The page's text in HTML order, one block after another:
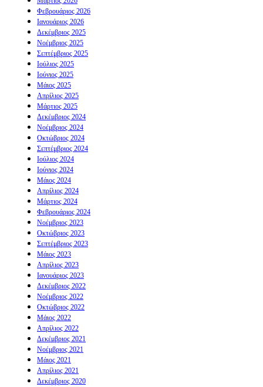
Φεβρουάριος 2026
Ιανουάριος 2026
Δεκέμβριος 2025
Νοέμβριος 2025
Σεπτέμβριος 2025
Ιούλιος 2025
Ιούνιος 2025
Μάιος 2025
Απρίλιος 2025
Μάρτιος 2025
Δεκέμβριος 2024
Νοέμβριος 2024
Οκτώβριος 2024
Σεπτέμβριος 2024
Ιούλιος 2024
Ιούνιος 2024
Μάιος 2024
Απρίλιος 2024
Μάρτιος 2024
Φεβρουάριος 2024
Νοέμβριος 2023
Οκτώβριος 2023
Σεπτέμβριος 2023
Μάιος 2023
Απρίλιος 2023
Ιανουάριος 2023
Δεκέμβριος 2022
Νοέμβριος 2022
Οκτώβριος 2022
Μάιος 2022
Απρίλιος 2022
Δεκέμβριος 2021
Νοέμβριος 2021
Μάιος 2021
Απρίλιος 2021
Δεκέμβριος 2020